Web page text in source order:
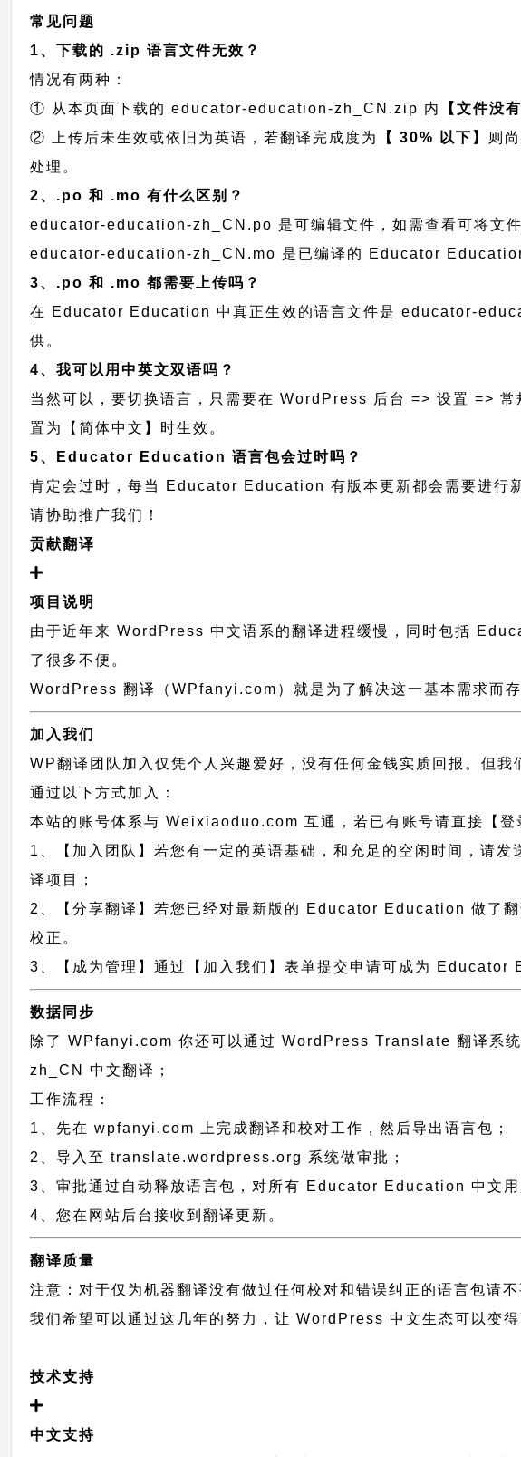
常见问题
1、下载的 .zip 语言文件无效？
情况有两种：
① 从本页面下载的 educator-education-zh_CN.zip 内
【文件没
② 上传后未生效或依旧为英语，若翻译完成度为
【 30% 以下】 则
处理。
2、.po 和 .mo 有什么区别？
educator-education-zh_CN.po 是可编辑文件，如需查看可将文件
educator-education-zh_CN.mo 是已编译的 Educator Education
3、.po 和 .mo 都需要上传吗？
在 Educator Education 中真正生效的语言文件是 educator-
供。
4、我可以用中英文双语吗？
当然可以，要切换语言，只需要在 WordPress 后台 => 设置 =>
置为【简体中文】时生效。
5、Educator Education 语言包会过时吗？
肯定会过时，每当 Educator Education 有版本更新都会需要进行
请协助推广我们！
贡献翻译
项目说明
由于近年来 WordPress 中文语系的翻译进程缓慢，同时包括
了很多不便。
WordPress 翻译（WPfanyi.com） 就是为了解决这一基本需求而
加入我们
WP翻译团队加入仅凭个人兴趣爱好，没有任何金钱实质回报。但
通过以下方式加入：
本站的账号体系与Weixiaoduo.com 互通，若已有账号请直接【登
1、【加入团队】若您有一定的英语基础，和充足的空闲时间，
译项目；
2、【分享翻译】若您已经对最新版的 Educator Education 做了
校正。
3、【成为管理】通过【加入我们】表单提交申请可成为 Educator
数据同步
除了 WPfanyi.com 你还可以通过WordPress Translate 翻译系
zh_CN
中文翻译；
工作流程：
1、先在 wpfanyi.com 上完成翻译和校对工作，然后导出语言包；
2、导入至 translate.wordpress.org 系统做审批；
3、审批通过自动释放语言包，对所有 Educator Education 中文用
4、您在网站后台接收到翻译更新。
翻译质量
注意：对于仅为机器翻译没有做过任何校对和错误纠正的语言包请
我们希望可以通过这几年的努力，让 WordPress 中文生态可以变得
技术支持
中文支持